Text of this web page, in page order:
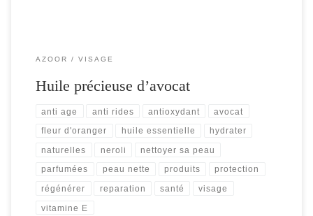
AZOOR VISAGE
Huile précieuse d’avocat
anti age anti rides antioxydant avocat
fleur d'oranger huile essentielle hydrater
naturelles neroli nettoyer sa peau
parfumées peau nette produits protection
régénérer reparation santé visage
vitamine E